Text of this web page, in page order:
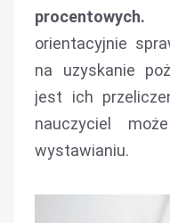
procentowych.
orientacyjnie
na uzyskanie
jest ich
nauczyciel
wystawianiu.